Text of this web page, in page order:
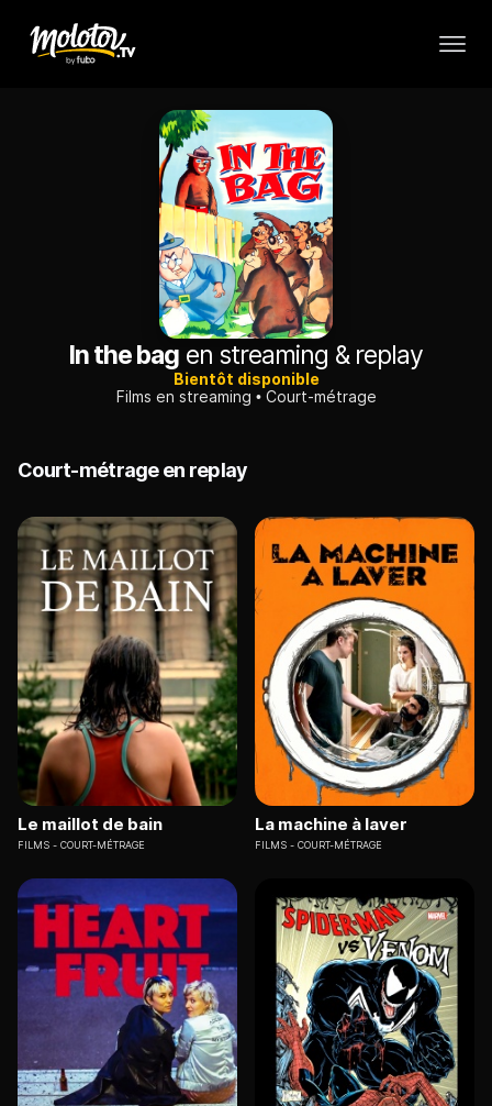
In the bag en streaming & replay
Bientôt disponible
Films en streaming
Court-métrage
Court-métrage en replay
Le maillot de bain
FILMS COURT-MÉTRAGE
La machine à laver
FILMS COURT-MÉTRAGE